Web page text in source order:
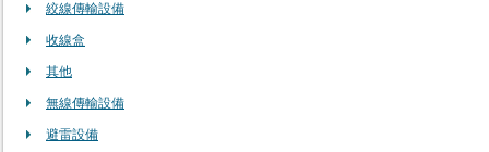
絞線傳輸設備
收線盒
其他
無線傳輸設備
避雷設備